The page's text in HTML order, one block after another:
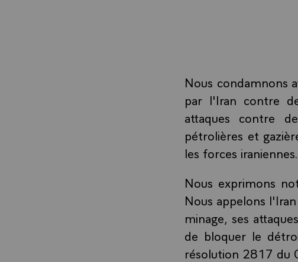
Nous condamnons
par l'Iran contre
attaques contre
pétrolières et
les forces iraniennes.
Nous exprimons
Nous appelons
minage, ses
de bloquer le
résolution 2817 du